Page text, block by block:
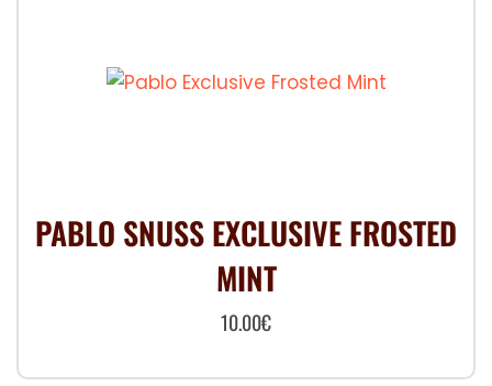
Les
sur
la
du
PABLO SNUSS EXCLUSIVE FROSTED
MINT
10.00€